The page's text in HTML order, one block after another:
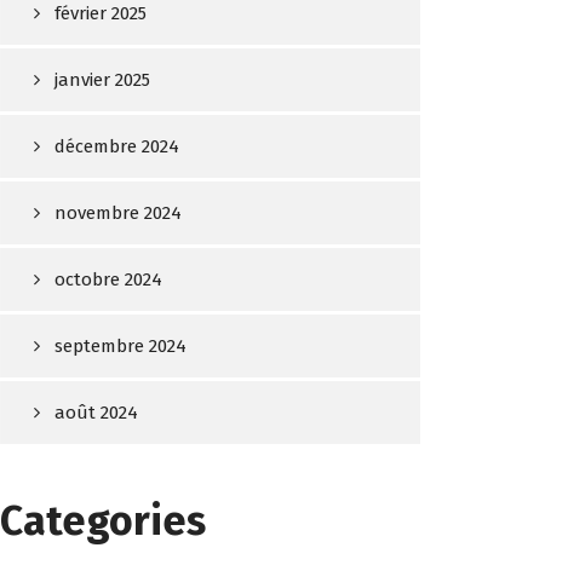
février 2025
janvier 2025
décembre 2024
novembre 2024
octobre 2024
septembre 2024
août 2024
Categories